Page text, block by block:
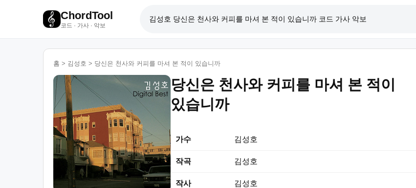
ChordTool
코드 · 가사 · 악보
홈 > 김성호 > 당신은 천사와 커피를 마셔 본 적이 있습니까
당신은 천사와 커피를 마셔 본 적이
있습니까
가수 김성호
작곡 김성호
작사 김성호